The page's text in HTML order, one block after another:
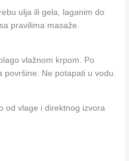
ulja ili gela, laganim do
pravilima masaže.
vlažnom krpom. Po
površine. Ne potapati u vodu.
od vlage i direktnog izvora